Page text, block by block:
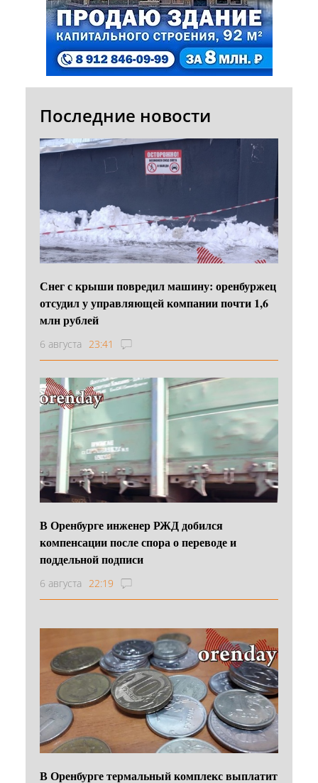
Последние новости
Снег с крыши повредил машину: оренбуржец
отсудил у управляющей компании почти 1,6
млн рублей
6 августа 23:41
В Оренбурге инженер РЖД добился
компенсации после спора о переводе и
поддельной подписи
6 августа 22:19
В Оренбурге термальный комплекс выплатит